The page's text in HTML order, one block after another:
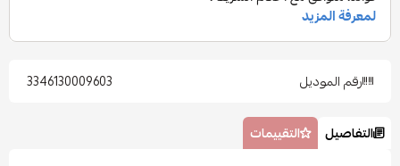
رقم الموديل 3346130009603
التفاصيل التقييمات